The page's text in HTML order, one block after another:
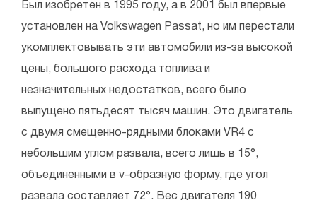
Был изобретен в 1995 году, а в 2001 был впервые
установлен на Volkswagen Passat, но им перестали
укомплектовывать эти автомобили из-за высокой
цены, большого расхода топлива и
незначительных недостатков, всего было
выпущено пятьдесят тысяч машин. Это двигатель
с двумя смещенно-рядными блоками VR4 с
небольшим углом развала, всего лишь в 15°,
объединенными в v-образную форму, где угол
развала составляет 72°. Вес двигателя 190